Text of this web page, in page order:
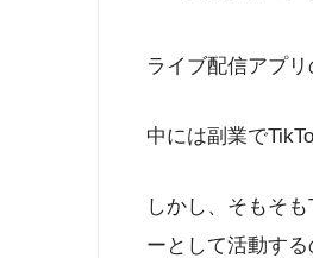
ライブ配信アプリ
中には副業で
しかし、そもそ
ーとして活動す